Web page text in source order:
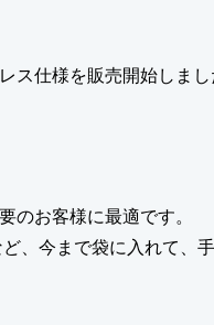
ス仕様を販売開始しまし
のお客様に最適です。
、今まで袋に入れて、